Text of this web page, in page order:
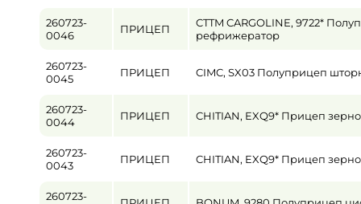
260723-
0046
ПРИЦЕП
CTTM CARGOLINE, 9722*
рефрижератор
260723-
0045
ПРИЦЕП CIMC, SX03 Полуприцеп
260723-
0044
ПРИЦЕП CHITIAN, EXQ9* Прицеп
260723-
0043
ПРИЦЕП CHITIAN, EXQ9* Прицеп
260723-